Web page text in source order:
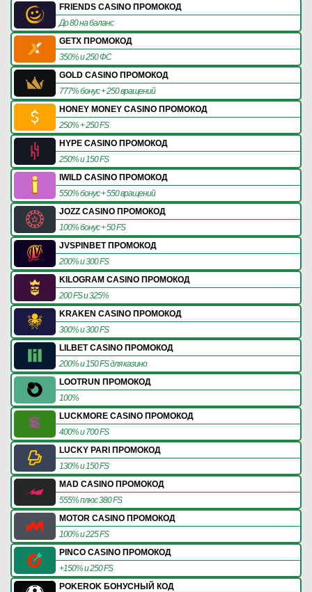
FRIENDS CASINO ПРОМОКОД
До 80 на баланс
GETX ПРОМОКОД
350% и 250 ФС
GOLD CASINO ПРОМОКОД
777% бонус + 250 вращений
HONEY MONEY CASINO ПРОМОКОД
250% + 250 FS
HYPE CASINO ПРОМОКОД
250% и 150 FS
IWILD CASINO ПРОМОКОД
550% бонус + 550 вращений
JOZZ CASINO ПРОМОКОД
100% бонус + 50 FS
JVSPINBET ПРОМОКОД
200% и 300 FS
KILOGRAM CASINO ПРОМОКОД
200 FS и 325%
KRAKEN CASINO ПРОМОКОД
300% и 300 FS
LILBET CASINO ПРОМОКОД
200% и 150 FS для казино
LOOTRUN ПРОМОКОД
100%
LUCKMORE CASINO ПРОМОКОД
400% и 700 FS
LUCKY PARI ПРОМОКОД
130% и 150 FS
MAD CASINO ПРОМОКОД
555% плюс 380 FS
MOTOR CASINO ПРОМОКОД
100% и 225 FS
PINCO CASINO ПРОМОКОД
+150% и 250 FS
POKEROK БОНУСНЫЙ КОД